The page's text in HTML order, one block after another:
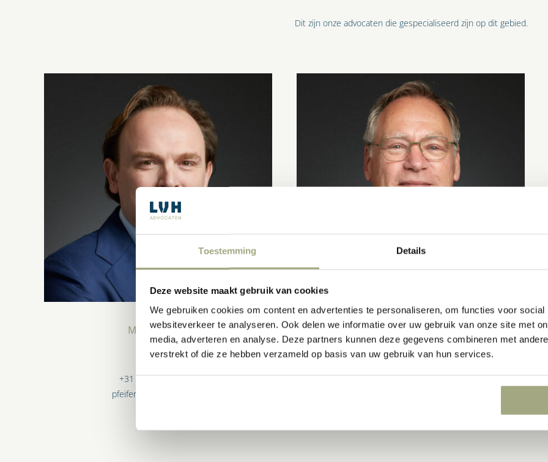
Toestemming Details
Deze website maakt gebruik van cookies
We gebruiken cookies om content en advertenties te personaliseren, om functies voor
websiteverkeer te analyseren. Ook delen we informatie over uw gebruik van onze site met
media, adverteren en analyse. Deze partners kunnen deze gegevens combineren met
verstrekt of die ze hebben verzameld op basis van uw gebruik van hun services.
Dit zijn onze advocaten die gespecialiseerd zijn op dit gebied.
MIKE PFEIFER
+31 (0)10 209 27 77
pfeifer@lvh-advocaten.nl
ROB STEENHOEK
+31 (0)10 209 27 77